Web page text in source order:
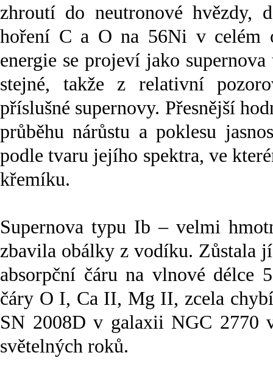
zhroutí do neutronové hvězdy,
hoření C a O na 56Ni v celém
energie se projeví jako
stejné, takže z relativní
příslušné supernovy. Přesnější
průběhu nárůstu a poklesu
podle tvaru jejího spektra, ve
křemíku.
Supernova typu Ib – velmi
zbavila obálky z vodíku. Zůstala
absorpční čáru na vlnové délce
čáry O I, Ca II, Mg II, zcela
SN 2008D v galaxii NGC 2770
světelných roků.